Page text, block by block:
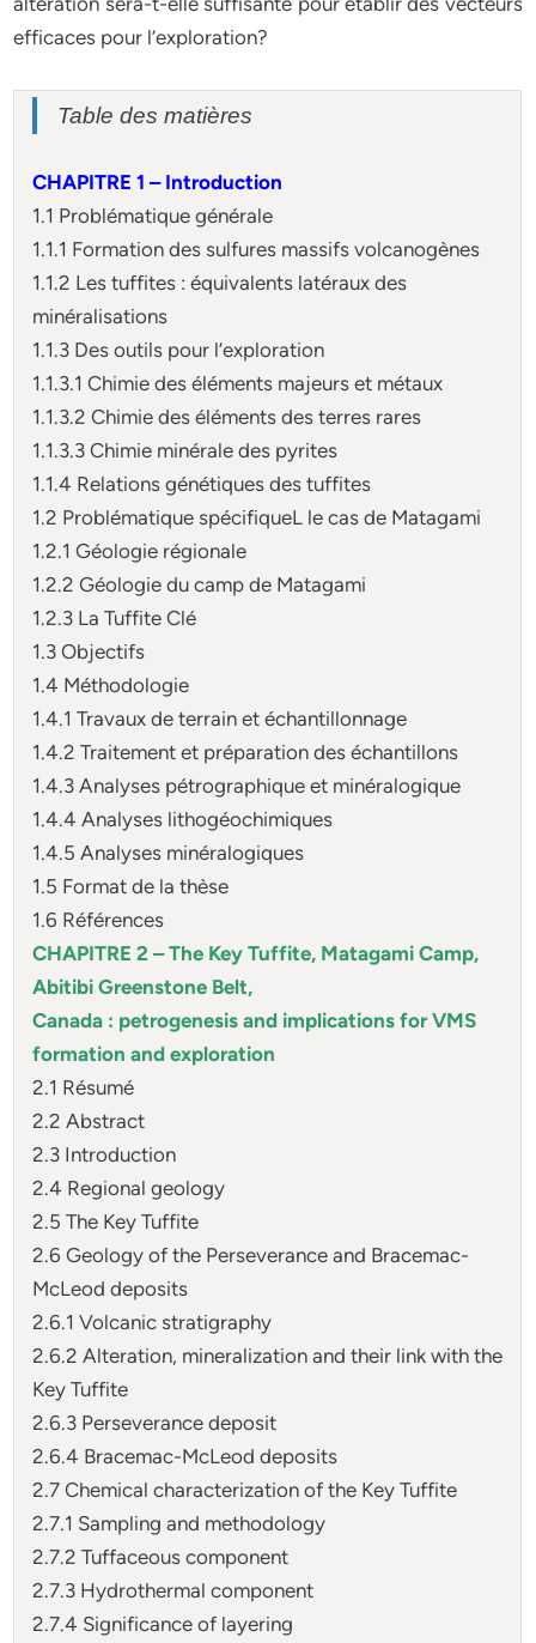
efficaces pour l’exploration?
Table des matières
CHAPITRE 1 – Introduction
1.1 Problématique générale
1.1.1 Formation des sulfures massifs volcanogènes
1.1.2 Les tuffites : équivalents latéraux des
minéralisations
1.1.3 Des outils pour l’exploration
1.1.3.1 Chimie des éléments majeurs et métaux
1.1.3.2 Chimie des éléments des terres rares
1.1.3.3 Chimie minérale des pyrites
1.1.4 Relations génétiques des tuffites
1.2 Problématique spécifiqueL le cas de Matagami
1.2.1 Géologie régionale
1.2.2 Géologie du camp de Matagami
1.2.3 La Tuffite Clé
1.3 Objectifs
1.4 Méthodologie
1.4.1 Travaux de terrain et échantillonnage
1.4.2 Traitement et préparation des échantillons
1.4.3 Analyses pétrographique et minéralogique
1.4.4 Analyses lithogéochimiques
1.4.5 Analyses minéralogiques
1.5 Format de la thèse
1.6 Références
CHAPITRE 2 – The Key Tuffite, Matagami Camp,
Abitibi Greenstone Belt,
Canada : petrogenesis and implications for VMS
formation and exploration
2.1 Résumé
2.2 Abstract
2.3 Introduction
2.4 Regional geology
2.5 The Key Tuffite
2.6 Geology of the Perseverance and Bracemac-
McLeod deposits
2.6.1 Volcanic stratigraphy
2.6.2 Alteration, mineralization and their link with the
Key Tuffite
2.6.3 Perseverance deposit
2.6.4 Bracemac-McLeod deposits
2.7 Chemical characterization of the Key Tuffite
2.7.1 Sampling and methodology
2.7.2 Tuffaceous component
2.7.3 Hydrothermal component
2.7.4 Significance of layering